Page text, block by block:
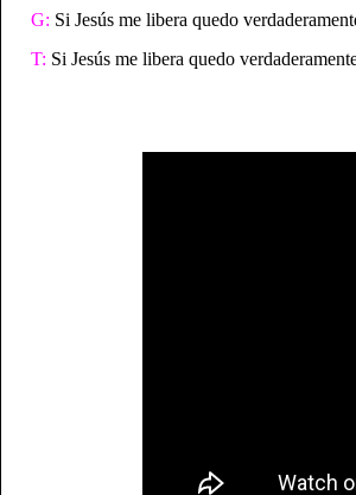
G: Si Jesús me libera quedo
T: Si Jesús me libera quedo